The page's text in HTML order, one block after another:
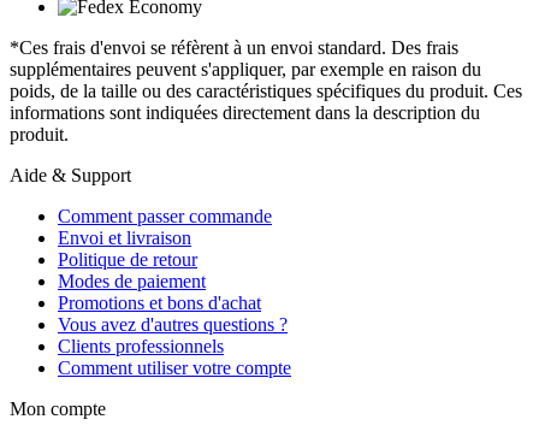
*Ces frais d'envoi se réfèrent à un envoi standard. Des frais
supplémentaires peuvent s'appliquer, par exemple en raison du
poids, de la taille ou des caractéristiques spécifiques du produit. Ces
informations sont indiquées directement dans la description du
produit.
Aide & Support
Comment passer commande
Envoi et livraison
Politique de retour
Modes de paiement
Promotions et bons d'achat
Vous avez d'autres questions ?
Clients professionnels
Comment utiliser votre compte
Mon compte